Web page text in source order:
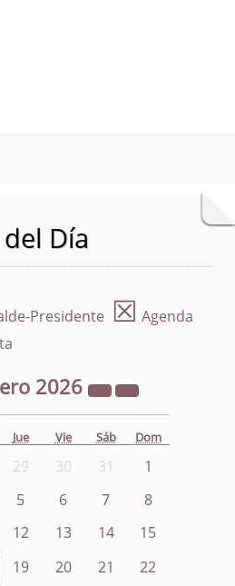
Día
Presidente ☒ Agenda
2026
Jue Vie Sáb Dom
29 30 31
1
5 6 7
8
12 13 14
15
19 20 21
22